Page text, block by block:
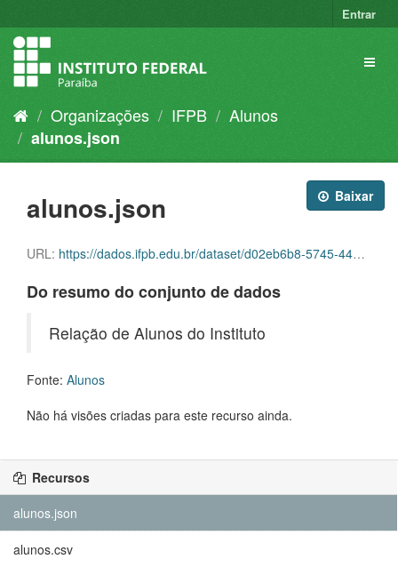
Entrar
Organizações IFPB
Alunos
alunos.json
Baixar
alunos.json
URL: https://dados.ifpb.edu.br/dataset/d02eb6b8-5745-4436-ae22-ef1c182897d9/resource/61f5a0ad-642d-4580-ab62-1110318d0eea/download/alunos.json
Do resumo do conjunto de dados
Relação de Alunos do Instituto
Fonte: Alunos
Não há visões criadas para este recurso ainda.
Recursos
alunos.json
alunos.csv